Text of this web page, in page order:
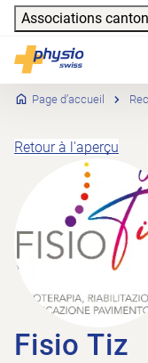
Header
Associations
Physioswiss
Navigation
Page d’accueil
Retour à l'aperçu
Fisio Tiz